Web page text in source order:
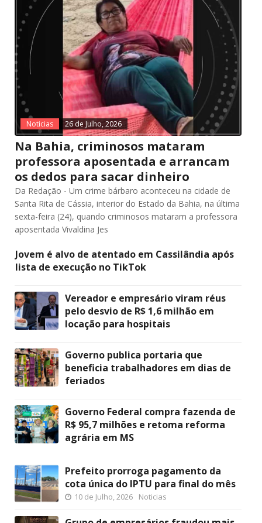
Noticias 26 de Julho, 2026
Na Bahia, criminosos mataram
professora aposentada e arrancam
os dedos para sacar dinheiro
Da Redação - Um crime bárbaro aconteceu na cidade de
Santa Rita de Cássia, interior do Estado da Bahia, na última
sexta-feira (24), quando criminosos mataram a professora
aposentada Vivaldina Jes
Jovem é alvo de atentado em Cassilândia após
lista de execução no TikTok
Vereador e empresário viram réus
pelo desvio de R$ 1,6 milhão em
locação para hospitais
Governo publica portaria que
beneficia trabalhadores em dias de
feriados
Governo Federal compra fazenda de
R$ 95,7 milhões e retoma reforma
agrária em MS
Prefeito prorroga pagamento da
cota única do IPTU para final do mês
10 de Julho, 2026 Noticias